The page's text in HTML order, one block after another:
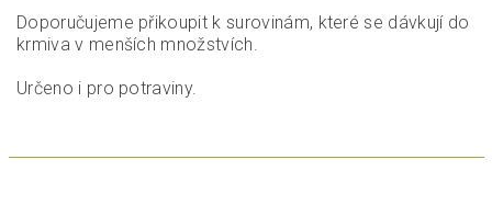
Doporučujeme přikoupit k surovinám, které se dávkují do
krmiva v menších množstvích.
Určeno i pro potraviny.